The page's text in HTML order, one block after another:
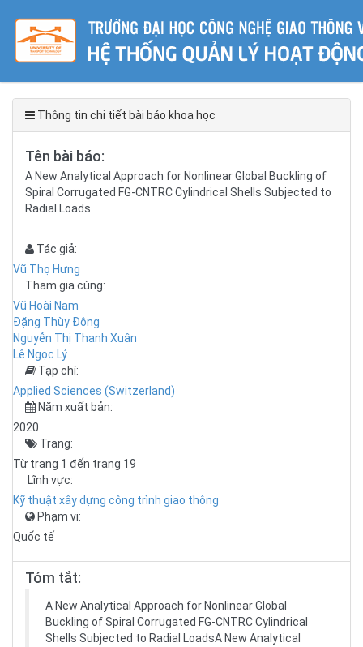
Thông tin chi tiết bài báo khoa học
Tên bài báo:
A New Analytical Approach for Nonlinear Global Buckling of
Spiral Corrugated FG-CNTRC Cylindrical Shells Subjected to
Radial Loads
Tác giả:
Vũ Thọ Hưng
Tham gia cùng:
Vũ Hoài Nam
Đặng Thùy Đông
Nguyễn Thị Thanh Xuân
Lê Ngọc Lý
Tạp chí:
Applied Sciences (Switzerland)
Năm xuất bản:
2020
Trang:
Từ trang 1 đến trang 19
Lĩnh vực:
Kỹ thuật xây dựng công trình giao thông
Phạm vi:
Quốc tế
Tóm tắt:
A New Analytical Approach for Nonlinear Global
Buckling of Spiral Corrugated FG-CNTRC Cylindrical
Shells Subjected to Radial LoadsA New Analytical